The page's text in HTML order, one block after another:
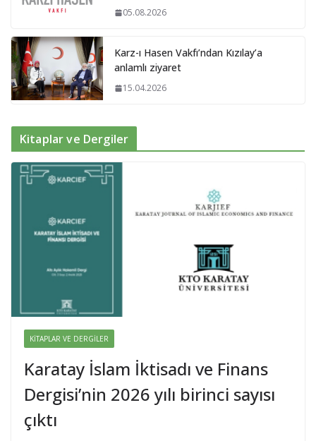
05.08.2026
Karz-ı Hasen Vakfı’ndan Kızılay’a
anlamlı ziyaret
15.04.2026
Kitaplar ve Dergiler
KITAPLAR VE DERGILER
Karatay İslam İktisadı ve Finans
Dergisi’nin 2026 yılı birinci sayısı
çıktı